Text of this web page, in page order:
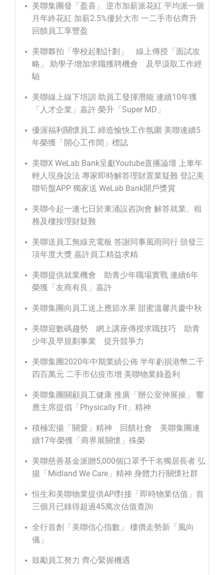
美聯集團發「盈喜」 逆市加薪派花紅 平均派一個
月年終花紅 加薪2.5%優於大市 一二手市佔齊升
回饋員工享豐盈
美聯夥拍「學校起動計劃」 線上傳授「面試攻
略」 助學子增加求職獲聘機會 及早汲取工作經
驗
美聯線上線下培訓 助員工發揮潛能 連續10年獲
「人才企業」嘉許 榮升「Super MD」
優渥福利關懷員工 締造愉快工作氛圍 美聯連續5
年榮獲「開心工作間」標誌
美聯X WeLab Bank呈獻Youtube直播論壇 上車年
輕人現身說法 專家即時解答理財置業疑難 登記美
聯筍盤APP 獨家送 WeLab Bank開戶獎賞
美聯今起一連七日於東涌設咨詢會 解答就業、租
務及樓按理財疑難
美聯送員工無線充電板 答謝同事風雨同行 頒發三
項年度大獎 嘉許員工精益求精
美聯提供就業機會 助青少年職場實戰 連續6年
榮獲「友商有良」嘉許
美聯集團向員工送上應節水果 甜蜜溫馨共慶中秋
美聯迎數碼趨勢 網上講座傳授求職技巧 助青
少年及早規劃事業 提升競爭力
美聯集團2020年中期業績公佈 半年虧損港幣二千
四百萬元 二手市佔疫市增 美聯物業錄盈利
美聯集團關顧員工健康 推廣「辦公室伸展操」 響
應主席提倡「Physically Fit」精神
積極宏揚「關愛」精神 回饋社會 美聯集團連
續17年榮獲「商界展關懷」殊榮
美聯慈善基金派贈5,000個口罩予千名獨居長者 弘
揚「Midland We Care」精神 身體力行關懷社群
恒生和美聯物業提供API對接「即時物業估值」首
三個月已錄得超過45萬次估值查詢
全行首創「美聯信心指數」 樓價走勢新「風向
儀」
鼓勵員工努力 齊心緊握機遇